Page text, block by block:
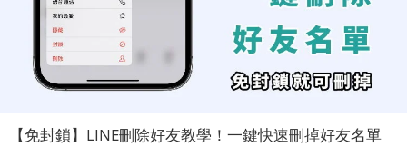
【免封鎖】LINE刪除好友教學！一鍵快速刪掉好友名單